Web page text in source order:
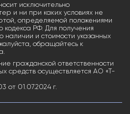
исключительно
и ни при каких условиях не
определяемой положениями
кодекса РФ. Для получения
и стоимости указанных
обращайтесь к
гражданской ответственности
средств осуществляется АО «Т-
от 01.07.2024 г.